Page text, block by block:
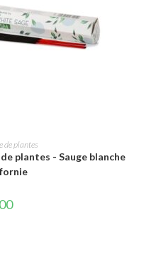
PANIER
de plantes
plantes - Sauge blanche